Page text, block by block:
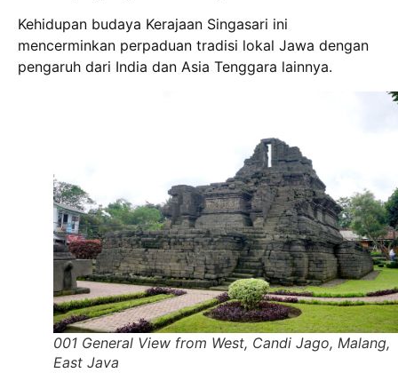
Kehidupan budaya Kerajaan Singasari ini
mencerminkan perpaduan tradisi lokal Jawa dengan
pengaruh dari India dan Asia Tenggara lainnya.
001 General View from West, Candi Jago, Malang,
East Java